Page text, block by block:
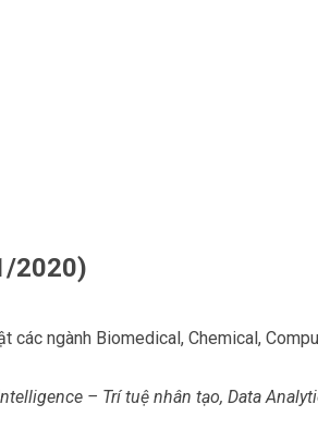
2020)
ngành Biomedical, Chemical,
– Trí tuệ nhân tạo, Data